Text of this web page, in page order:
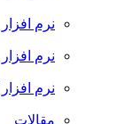
نرم
نرم افزار
نرم
مقالات